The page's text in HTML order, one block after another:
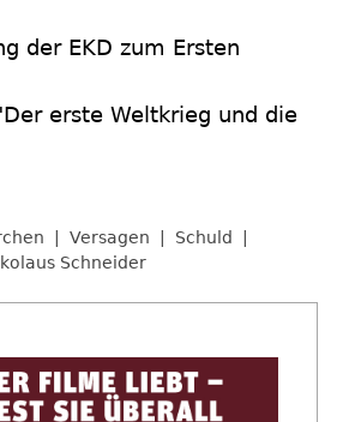
der EKD zum Ersten
erste Weltkrieg und die
Versagen
Schuld
Schneider